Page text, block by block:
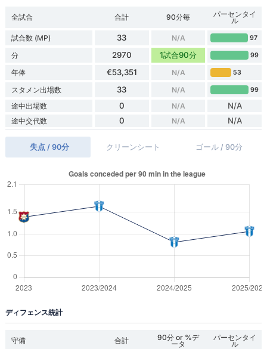
全試合 合計 90分毎 パーセンタイ
ル
試合数 (MP)
33 N/A 97
分 2970 1試合90分 99
年俸 €53,351 N/A 53
スタメン出場数 33 N/A 99
途中出場数 0 N/A N/A
途中交代数 0 N/A N/A
失点 / 90分 クリーンシート ゴール / 90分
ディフェンス統計
守備 合計 90分 or %デ
ータ
パーセンタイ
ル